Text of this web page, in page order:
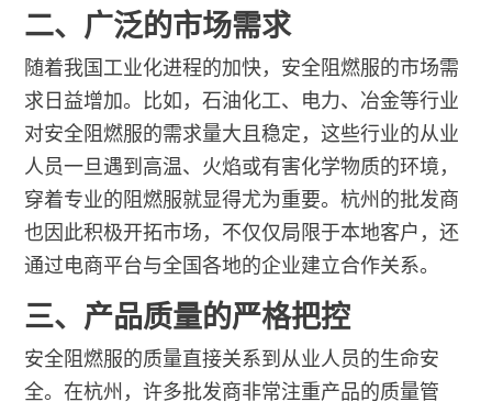
二、广泛的市场需求
随着我国工业化进程的加快，安全阻燃服的市场需
求日益增加。比如，石油化工、电力、冶金等行业
对安全阻燃服的需求量大且稳定，这些行业的从业
人员一旦遇到高温、火焰或有害化学物质的环境，
穿着专业的阻燃服就显得尤为重要。杭州的批发商
也因此积极开拓市场，不仅仅局限于本地客户，还
通过电商平台与全国各地的企业建立合作关系。
三、产品质量的严格把控
安全阻燃服的质量直接关系到从业人员的生命安
全。在杭州，许多批发商非常注重产品的质量管